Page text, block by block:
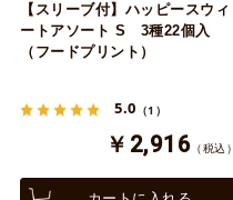
【スリーブ付】ハッピースウィ
ートアソート S 3種22個入
（フードプリント）
5.0 （1）
￥2,916 （税込）